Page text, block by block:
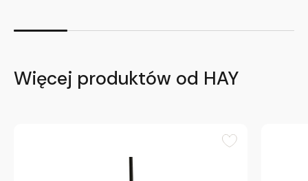
Więcej produktów od HAY